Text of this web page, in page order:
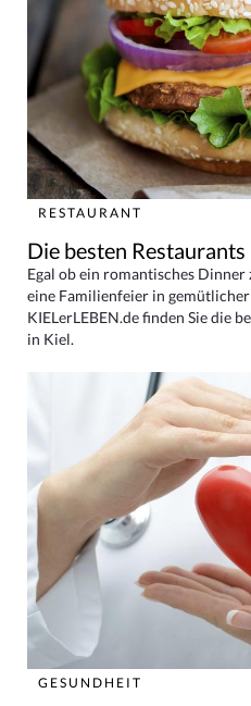
RESTAURANT
Die besten Restaurants
Egal ob ein romantisches
eine Familienfeier in
KIELerLEBEN.de finden Sie die
in Kiel.
GESUNDHEIT